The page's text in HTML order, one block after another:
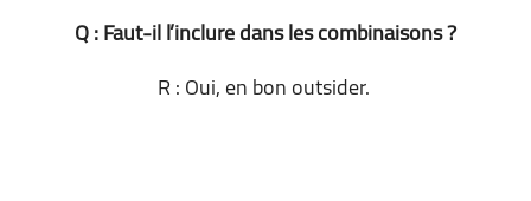
Q : Faut-il l’inclure dans les combinaisons ?
R : Oui, en bon outsider.